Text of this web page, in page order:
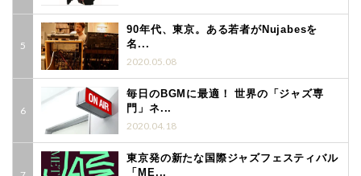
90年代、東京。ある若者がNujabesを
名...
2020.05.08
毎日のBGMに最適！ 世界の「ジャズ専
門」ネ...
2020.04.18
東京発の新たな国際ジャズフェスティバル
「ME...